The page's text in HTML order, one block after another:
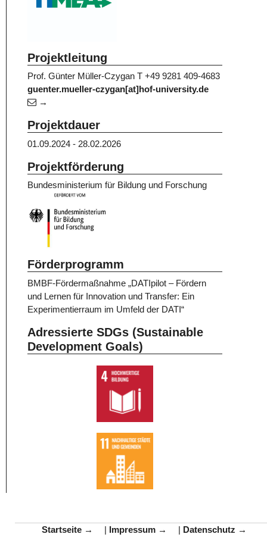
Projektleitung
Prof. Günter Müller-Czygan T +49 9281 409-4683
guenter.mueller-czygan[at]hof-university.de
Projektdauer
01.09.2024 - 28.02.2026
Projektförderung
Bundesministerium für Bildung und Forschung
Förderprogramm
BMBF-Fördermaßnahme „DATIpilot – Fördern
und Lernen für Innovation und Transfer: Ein
Experimentierraum im Umfeld der DATI“
Adressierte SDGs (Sustainable
Development Goals)
Startseite | Impressum | Datenschutz